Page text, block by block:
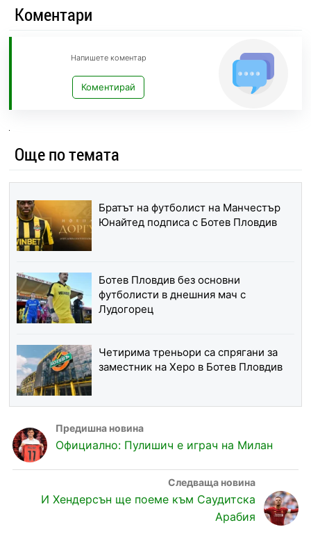
Коментари
Напишете коментар
Коментирай
Още по темата
Братът на футболист на Манчестър
Юнайтед подписа с Ботев Пловдив
Ботев Пловдив без основни
футболисти в днешния мач с
Лудогорец
Четирима треньори са спрягани за
заместник на Херо в Ботев Пловдив
Официално: Пулишич е играч на Милан
И Хендерсън ще поеме към Саудитска
Арабия